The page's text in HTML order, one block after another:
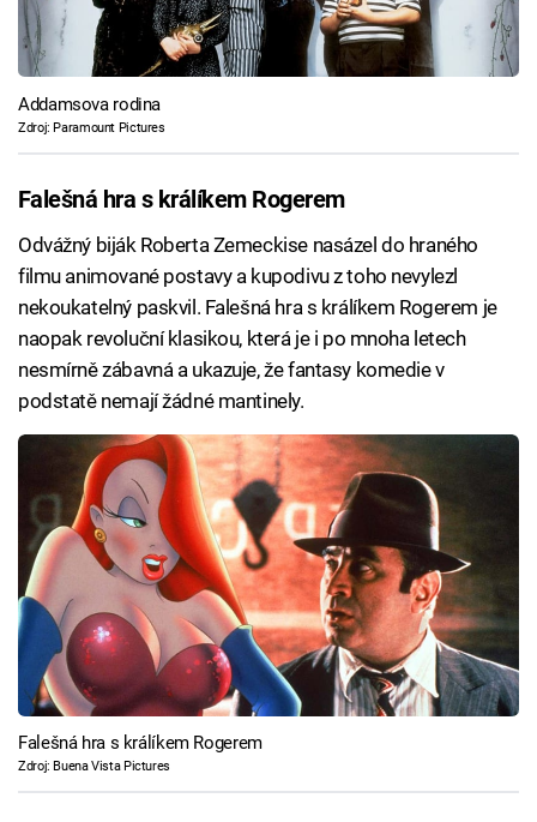
Addamsova rodina
Zdroj: Paramount Pictures
Falešná hra s králíkem Rogerem
Odvážný biják Roberta Zemeckise nasázel do hraného
filmu animované postavy a kupodivu z toho nevylezl
nekoukatelný paskvil. Falešná hra s králíkem Rogerem je
naopak revoluční klasikou, která je i po mnoha letech
nesmírně zábavná a ukazuje, že fantasy komedie v
podstatě nemají žádné mantinely.
Falešná hra s králíkem Rogerem
Zdroj: Buena Vista Pictures